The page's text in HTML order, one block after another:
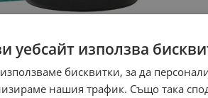
уебсайт използва
бисквитки, за да
нашия трафик. Също така